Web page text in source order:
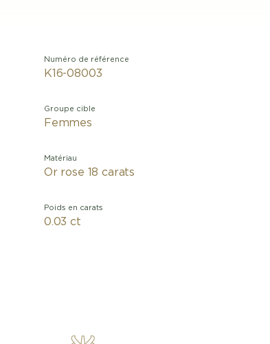
Numéro de référence
K16-08003
Groupe cible
Femmes
Matériau
Or rose 18 carats
Poids en carats
0.03 ct